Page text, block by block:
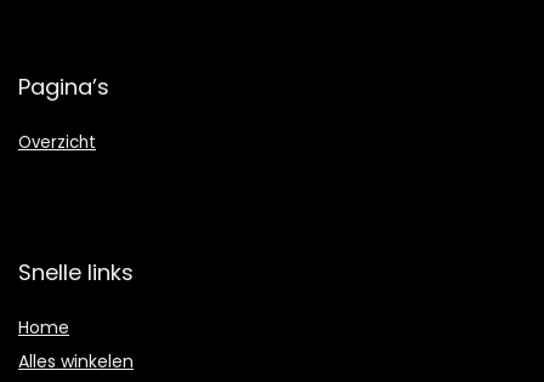
Pagina’s
Overzicht
Snelle links
Home
Alles winkelen